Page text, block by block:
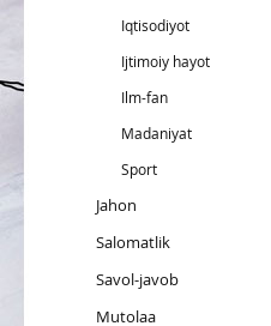
Iqtisodiyot
Ijtimoiy hayot
Ilm-fan
Madaniyat
Sport
Jahon
Salomatlik
Savol-javob
Mutolaa